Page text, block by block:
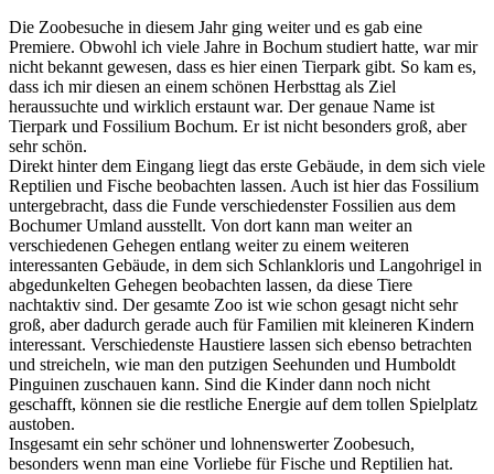
Die Zoobesuche in diesem Jahr ging weiter und es gab eine
Premiere. Obwohl ich viele Jahre in Bochum studiert hatte, war mir
nicht bekannt gewesen, dass es hier einen Tierpark gibt. So kam es,
dass ich mir diesen an einem schönen Herbsttag als Ziel
heraussuchte und wirklich erstaunt war. Der genaue Name ist
Tierpark und Fossilium Bochum. Er ist nicht besonders groß, aber
sehr schön.
Direkt hinter dem Eingang liegt das erste Gebäude, in dem sich viele
Reptilien und Fische beobachten lassen. Auch ist hier das Fossilium
untergebracht, dass die Funde verschiedenster Fossilien aus dem
Bochumer Umland ausstellt. Von dort kann man weiter an
verschiedenen Gehegen entlang weiter zu einem weiteren
interessanten Gebäude, in dem sich Schlankloris und Langohrigel in
abgedunkelten Gehegen beobachten lassen, da diese Tiere
nachtaktiv sind. Der gesamte Zoo ist wie schon gesagt nicht sehr
groß, aber dadurch gerade auch für Familien mit kleineren Kindern
interessant. Verschiedenste Haustiere lassen sich ebenso betrachten
und streicheln, wie man den putzigen Seehunden und Humboldt
Pinguinen zuschauen kann. Sind die Kinder dann noch nicht
geschafft, können sie die restliche Energie auf dem tollen Spielplatz
austoben.
Insgesamt ein sehr schöner und lohnenswerter Zoobesuch,
besonders wenn man eine Vorliebe für Fische und Reptilien hat.